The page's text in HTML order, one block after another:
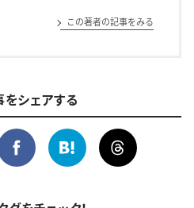
この著者の記事をみる
シェアする